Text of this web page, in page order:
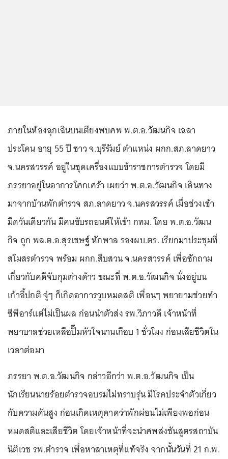
ภายในห้องฉุกเฉินบนเตียงพบศพ พ.ต.อ.วัฒนกิจ เฉลา
ประโคน อายุ 55 ปี ชาว จ.บุรีรัมย์ ตำแหน่ง ผกก.สภ.ลาดยาว
จ.นครสวรรค์ อยู่ในชุดเครื่องแบบข้าราชการตำรวจ โดยมี
ภรรยาอยู่ในอาการโศกเศร้า เผยว่า พ.ต.อ.วัฒนกิจ เดินทาง
มาจากบ้านพักตำรวจ สภ.ลาดยาว จ.นครสวรรค์ เมื่อช่วงเช้า
มืดวันเดียวกัน มีคนขับรถยนต์ให้เข้า กทม. โดย พ.ต.อ.วัฒน
กิจ ถูก พล.ต.อ.สุรเชษฐ์ หักพาล รองผบ.ตร. เรียกมาประชุมที่
สโมสรตำรวจ พร้อม ผกก.สืบสวน จ.นครสวรรค์ เพื่อซักถาม
เกี่ยวกับคดีจับกุมต่างด้าว ขณะที่ พ.ต.อ.วัฒนกิจ นั่งอยู่บน
เก้าอี้ปกติ จู่ๆ ก็เกิดอาการวูบหมดสติ เพื่อนๆ พยายามช่วยทำ
ซีพีอาร์แต่ไม่เป็นผล ก่อนนำตัวส่ง รพ.วิภาวดี เจ้าหน้าที่
พยาบาลช่วยเหลือปั๊มหัวใจนานเกือบ 1 ชั่วโมง ก่อนเสียชีวิตใน
เวลาต่อมา
ภรรยา พ.ต.อ.วัฒนกิจ กล่าวอีกว่า พ.ต.อ.วัฒนกิจ เป็น
นักเรียนนายร้อยตำรวจอบรมไม่ทราบรุ่น มีโรคประจำตัวเกี่ยว
กับความดันสูง ก่อนเกิดเหตุคาดว่าพักผ่อนไม่เพียงพอก่อน
หมดสติและเสียชีวิต โดยเจ้าหน้าที่จะนำศพส่งชันสูตรสถาบัน
นิติเวช รพ.ตำรวจ เพื่อหาสาเหตุที่แท้จริง จากนั้นวันที่ 21 ก.พ.